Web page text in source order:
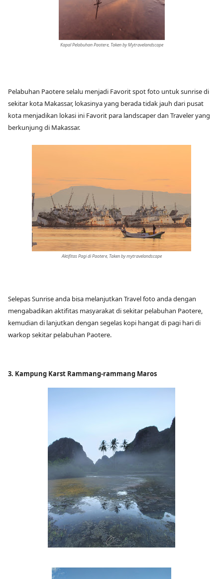
Kapal Pelabuhan Paotere, Taken by Mytravelandscape
Pelabuhan Paotere selalu menjadi Favorit spot foto untuk sunrise di
sekitar kota Makassar, lokasinya yang berada tidak jauh dari pusat
kota menjadikan lokasi ini Favorit para landscaper dan Traveler yang
berkunjung di Makassar.
Aktifitas Pagi di Paotere, Taken by mytravelandscape
Selepas Sunrise anda bisa melanjutkan Travel foto anda dengan
mengabadikan aktifitas masyarakat di sekitar pelabuhan Paotere,
kemudian di lanjutkan dengan segelas kopi hangat di pagi hari di
warkop sekitar pelabuhan Paotere.
3. Kampung Karst Rammang-rammang Maros